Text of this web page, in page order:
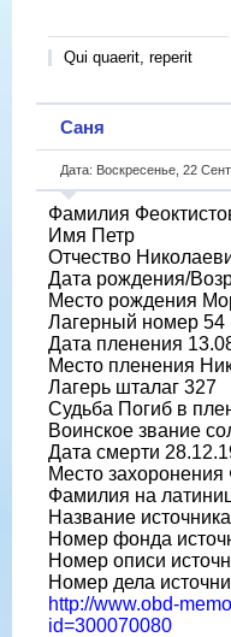
Qui quaerit, reperit
Саня
Дата: Воскресенье, 22
Фамилия
Имя Петр
Отчество
Дата рождения/
Место рождения
Лагерный номер 54
Дата пленения
Место пленения
Лагерь шталаг 327
Судьба Погиб в
Воинское звание
Дата смерти
Место захоронения
Фамилия на
Название
Номер фонда
Номер описи
Номер дела
http://www.obd-
id=300070080